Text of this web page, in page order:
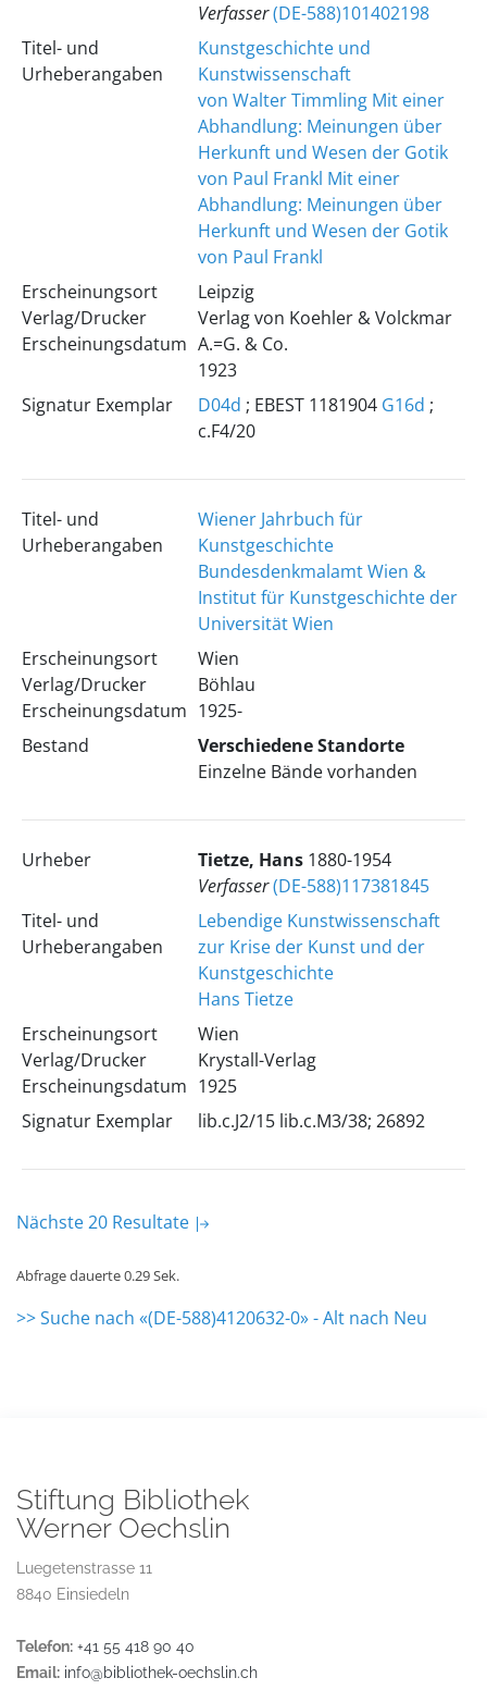
Verfasser(DE-588)101402198
Titel- und
Urheberangaben
Kunstgeschichte und
Kunstwissenschaft
von Walter Timmling Mit einer
Abhandlung: Meinungen über
Herkunft und Wesen der Gotik
von Paul Frankl Mit einer
Abhandlung: Meinungen über
Herkunft und Wesen der Gotik
von Paul Frankl
Erscheinungsort
Verlag/Drucker
Erscheinungsdatum
Leipzig
Verlag von Koehler & Volckmar
A.=G. & Co.
1923
Signatur Exemplar
D04d ; EBEST 1181904 G16d ;
c.F4/20
Titel- und
Urheberangaben
Wiener Jahrbuch für
Kunstgeschichte
Bundesdenkmalamt Wien &
Institut für Kunstgeschichte der
Universität Wien
Erscheinungsort
Verlag/Drucker
Erscheinungsdatum
Wien
Böhlau
1925-
Bestand
Verschiedene Standorte
Einzelne Bände vorhanden
Urheber Tietze, Hans 1880-1954
Verfasser(DE-588)117381845
Titel- und
Urheberangaben
Lebendige Kunstwissenschaft
zur Krise der Kunst und der
Kunstgeschichte
Hans Tietze
Erscheinungsort
Verlag/Drucker
Erscheinungsdatum
Wien
Krystall-Verlag
1925
Signatur Exemplar
lib.c.J2/15 lib.c.M3/38; 26892
Nächste 20 Resultate
Abfrage dauerte 0.29 Sek.
>> Suche nach «(DE-588)4120632-0» - Alt nach Neu
Stiftung Bibliothek
Werner Oechslin
Luegetenstrasse 11
8840 Einsiedeln
Telefon: +41 55 418 90 40
Email: info@bibliothek-oechslin.ch